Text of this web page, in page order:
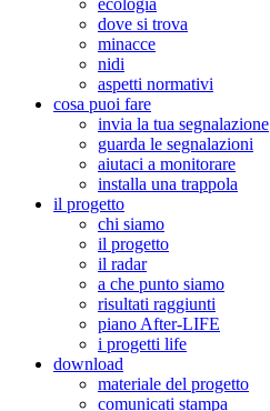
ecologia
dove si trova
minacce
nidi
aspetti normativi
cosa puoi fare
invia la tua segnalazione
guarda le segnalazioni
aiutaci a monitorare
installa una trappola
il progetto
chi siamo
il progetto
il radar
a che punto siamo
risultati raggiunti
piano After-LIFE
i progetti life
download
materiale del progetto
comunicati stampa